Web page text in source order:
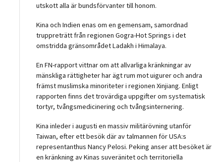
utskott alla är bundsförvanter till honom.
Kina och Indien enas om en gemensam, samordnad
truppreträtt från regionen Gogra-Hot Springs i det
omstridda gränsområdet Ladakh i Himalaya.
En FN-rapport vittnar om att allvarliga kränkningar av
mänskliga rättigheter har ägt rum mot uigurer och andra
främst muslimska minoriteter i regionen Xinjiang. Enligt
rapporten finns det trovärdiga uppgifter om systematisk
tortyr, tvångsmedicinering och tvångsinternering.
Kina inleder i augusti en massiv militärövning utanför
Taiwan, efter ett besök där av talmannen för USA:s
representanthus Nancy Pelosi. Peking anser att besöket är
en kränkning av Kinas suveränitet och territoriella